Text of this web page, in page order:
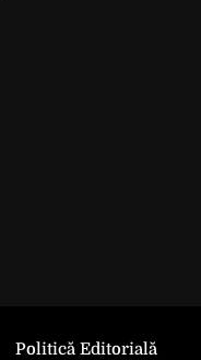
Politică Editorială